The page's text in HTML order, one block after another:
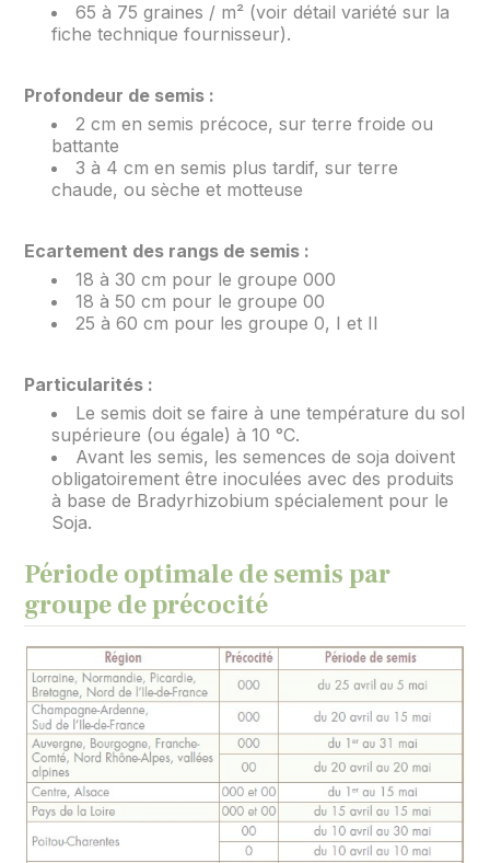
65 à 75 graines / m² (voir détail variété sur la
fiche technique fournisseur).
Profondeur de semis :
2 cm en semis précoce, sur terre froide ou
battante
3 à 4 cm en semis plus tardif, sur terre
chaude, ou sèche et motteuse
Ecartement des rangs de semis :
18 à 30 cm pour le groupe 000
18 à 50 cm pour le groupe 00
25 à 60 cm pour les groupe 0, I et II
Particularités :
Le semis doit se faire à une température du sol
supérieure (ou égale) à 10 °C.
Avant les semis, les semences de soja doivent
obligatoirement être inoculées avec des produits
à base de Bradyrhizobium spécialement pour le
Soja.
Période optimale de semis par
groupe de précocité